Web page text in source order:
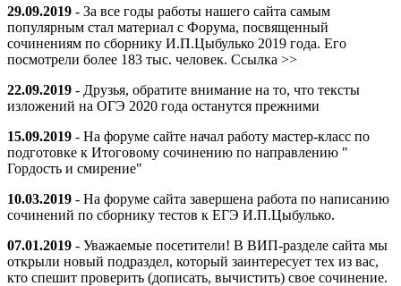
29.09.2019 - За все годы работы нашего сайта самым
популярным стал материал с Форума, посвященный
сочинениям по сборнику И.П.Цыбулько 2019 года. Его
посмотрели более 183 тыс. человек. Ссылка >>
22.09.2019 - Друзья, обратите внимание на то, что тексты
изложений на ОГЭ 2020 года останутся прежними
15.09.2019 - На форуме сайте начал работу мастер-класс по
подготовке к Итоговому сочинению по направлению "
Гордость и смирение"
10.03.2019 - На форуме сайта завершена работа по написанию
сочинений по сборнику тестов к ЕГЭ И.П.Цыбулько.
07.01.2019 - Уважаемые посетители! В ВИП-разделе сайта мы
открыли новый подраздел, который заинтересует тех из вас,
кто спешит проверить (дописать, вычистить) свое сочинение.